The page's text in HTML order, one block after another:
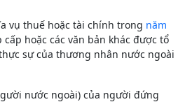
vụ thuế hoặc tài chính trong năm
hoặc các văn bản khác được tổ
sự của thương nhân nước ngoài
nước ngoài) của người đứng